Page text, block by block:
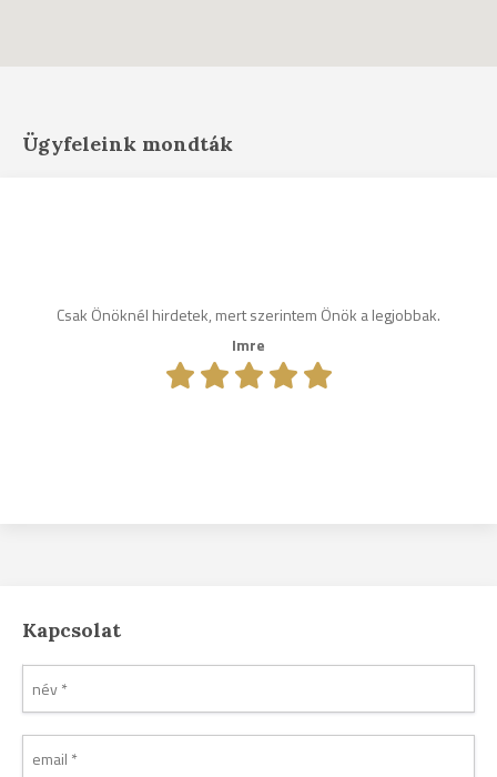
Ügyfeleink mondták
Csak Önöknél hirdetek, mert szerintem Önök a legjobbak.
Imre
Kapcsolat